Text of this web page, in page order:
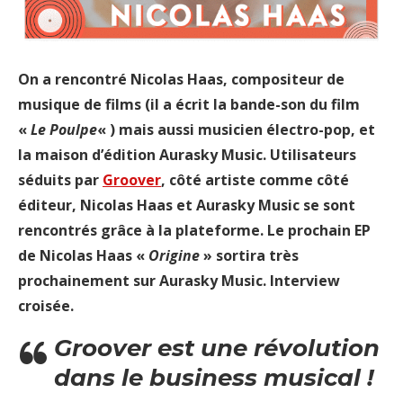
On a rencontré Nicolas Haas, compositeur de
musique de films (il a écrit la bande-son du film
«Le Poulpe« ) mais aussi musicien électro-pop, et
la maison d’édition Aurasky Music. Utilisateurs
séduits par Groover, côté artiste comme côté
éditeur, Nicolas Haas et Aurasky Music se sont
rencontrés grâce à la plateforme. Le prochain EP
de Nicolas Haas « Origine» sortira très
prochainement sur Aurasky Music. Interview
croisée.
Groover est une révolution
dans le business musical !